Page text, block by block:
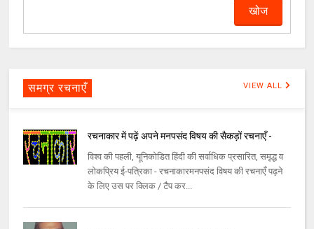
समग्र रचनाएँ VIEW ALL
रचनाकार में पढ़ें अपने मनपसंद विषय की सैकड़ों रचनाएँ -
विश्व की पहली, यूनिकोडित हिंदी की सर्वाधिक प्रसारित, समृद्ध व
लोकप्रिय ई-पत्रिका - रचनाकारमनपसंद विषय की रचनाएँ पढ़ने
के लिए उस पर क्लिक / टैप कर...